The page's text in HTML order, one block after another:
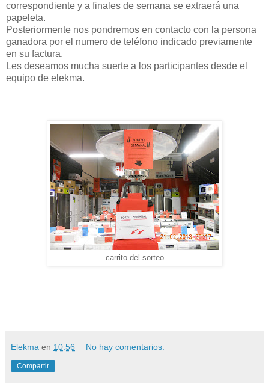
correspondiente y a finales de semana se extraerá una
papeleta.
Posteriormente nos pondremos en contacto con la persona
ganadora por el numero de teléfono indicado previamente
en su factura.
Les deseamos mucha suerte a los participantes desde el
equipo de elekma.
carrito del sorteo
Elekma en 10:56 No hay comentarios:
Compartir